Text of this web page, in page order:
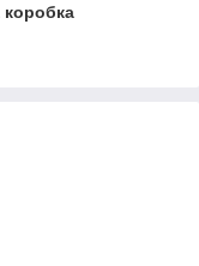
коробка